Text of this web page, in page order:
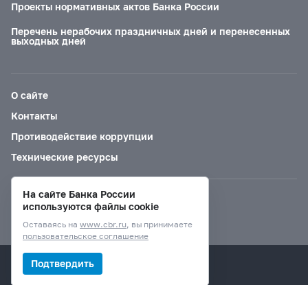
Проекты нормативных актов Банка России
Перечень нерабочих праздничных дней и перенесенных
выходных дней
О сайте
Контакты
Противодействие коррупции
Технические ресурсы
Версия для слабовидящих
© Банк России, 2000–2026.
На сайте Банка России
используются файлы cookie
Оставаясь на www.cbr.ru, вы принимаете
пользовательское соглашение
Подтвердить